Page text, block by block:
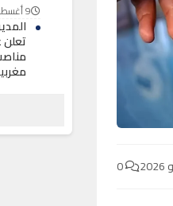
9 أغسطس 2026